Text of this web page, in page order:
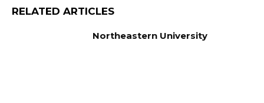
RELATED ARTICLES
Northeastern University